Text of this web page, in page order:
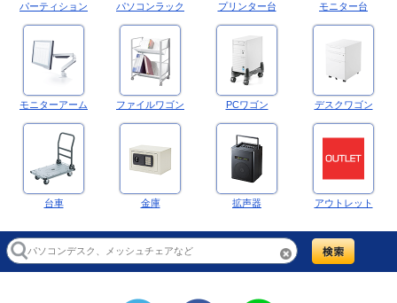
パーティション パソコンラック プリンター台 モニター台
モニターアーム ファイルワゴン PCワゴン デスクワゴン
台車 金庫 拡声器 アウトレット